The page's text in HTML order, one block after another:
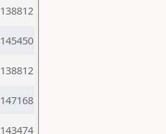
138812
145450
138812
147168
143474